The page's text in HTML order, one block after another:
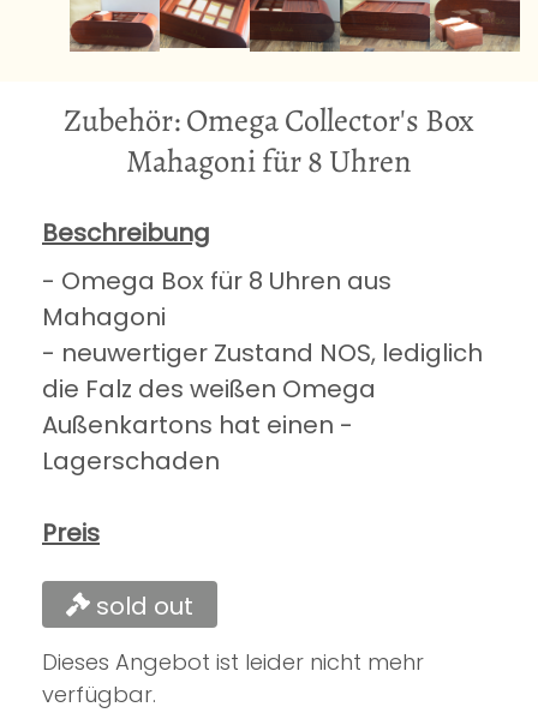
Zubehör: Omega Collector's Box
Mahagoni für 8 Uhren
Beschreibung
- Omega Box für 8 Uhren aus
Mahagoni
- neuwertiger Zustand NOS, lediglich
die Falz des weißen Omega
Außenkartons hat einen -
Lagerschaden
Preis
sold out
Dieses Angebot ist leider nicht mehr
verfügbar.